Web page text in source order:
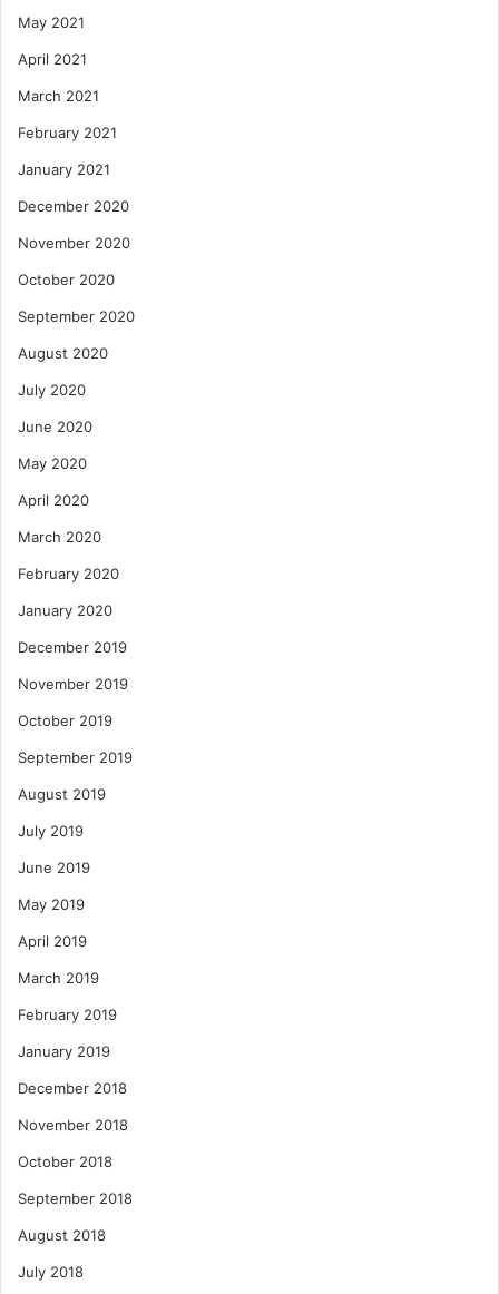
May 2021
April 2021
March 2021
February 2021
January 2021
December 2020
November 2020
October 2020
September 2020
August 2020
July 2020
June 2020
May 2020
April 2020
March 2020
February 2020
January 2020
December 2019
November 2019
October 2019
September 2019
August 2019
July 2019
June 2019
May 2019
April 2019
March 2019
February 2019
January 2019
December 2018
November 2018
October 2018
September 2018
August 2018
July 2018